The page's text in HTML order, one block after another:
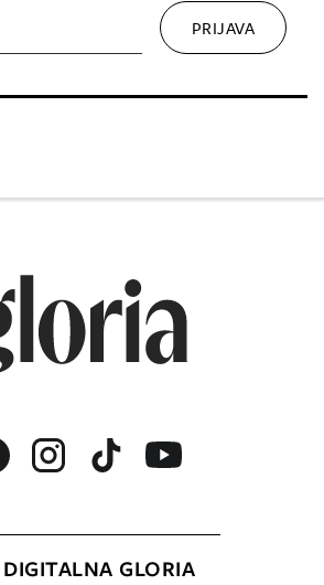
DIGITALNA GLORIA